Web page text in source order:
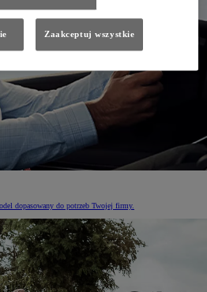
dopasowany do potrzeb Twojej firmy.
Zaakceptuj wszystkie